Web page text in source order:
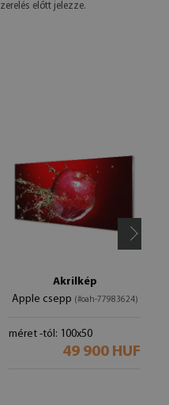
előtt jelezze.
Akrilkép
Apple csepp (#oah-77983624)
méret -tól: 100x50
49 900 HUF